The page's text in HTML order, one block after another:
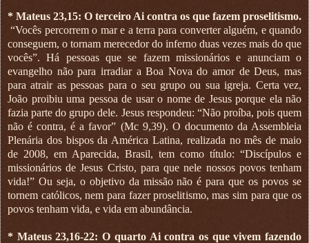
* Mateus 23,15: O terceiro Ai contra os que fazem proselitismo.
“Vocês percorrem o mar e a terra para converter alguém, e quando
conseguem, o tornam merecedor do inferno duas vezes mais do que
vocês”. Há pessoas que se fazem missionários e anunciam o
evangelho não para irradiar a Boa Nova do amor de Deus, mas
para atrair as pessoas para o seu grupo ou sua igreja. Certa vez,
João proibiu uma pessoa de usar o nome de Jesus porque ela não
fazia parte do grupo dele. Jesus respondeu: “Não proíba, pois quem
não é contra, é a favor” (Mc 9,39). O documento da Assembleia
Plenária dos bispos da América Latina, realizada no mês de maio
de 2008, em Aparecida, Brasil, tem como título: “Discípulos e
missionários de Jesus Cristo, para que nele nossos povos tenham
vida!” Ou seja, o objetivo da missão não é para que os povos se
tornem católicos, nem para fazer proselitismo, mas sim para que os
povos tenham vida, e vida em abundância.
* Mateus 23,16-22: O quarto Ai contra os que vivem fazendo